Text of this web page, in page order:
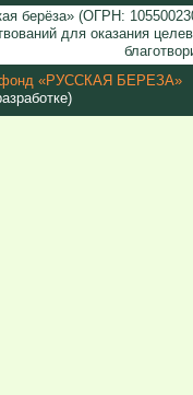
берёза» (ОГРН:
для оказания
фонд «РУССКАЯ БЕРЕЗА»